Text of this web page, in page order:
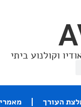
וקולנוע ביתי
העורך